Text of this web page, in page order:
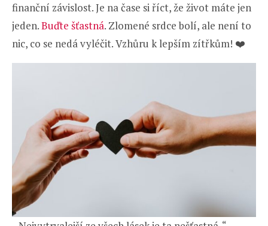
finanční závislost. Je na čase si říct, že život máte jen
jeden.Buďte šťastná. Zlomené srdce bolí, ale není to
nic, co se nedá vyléčit. Vzhůru k lepším zítřkům! ❤️